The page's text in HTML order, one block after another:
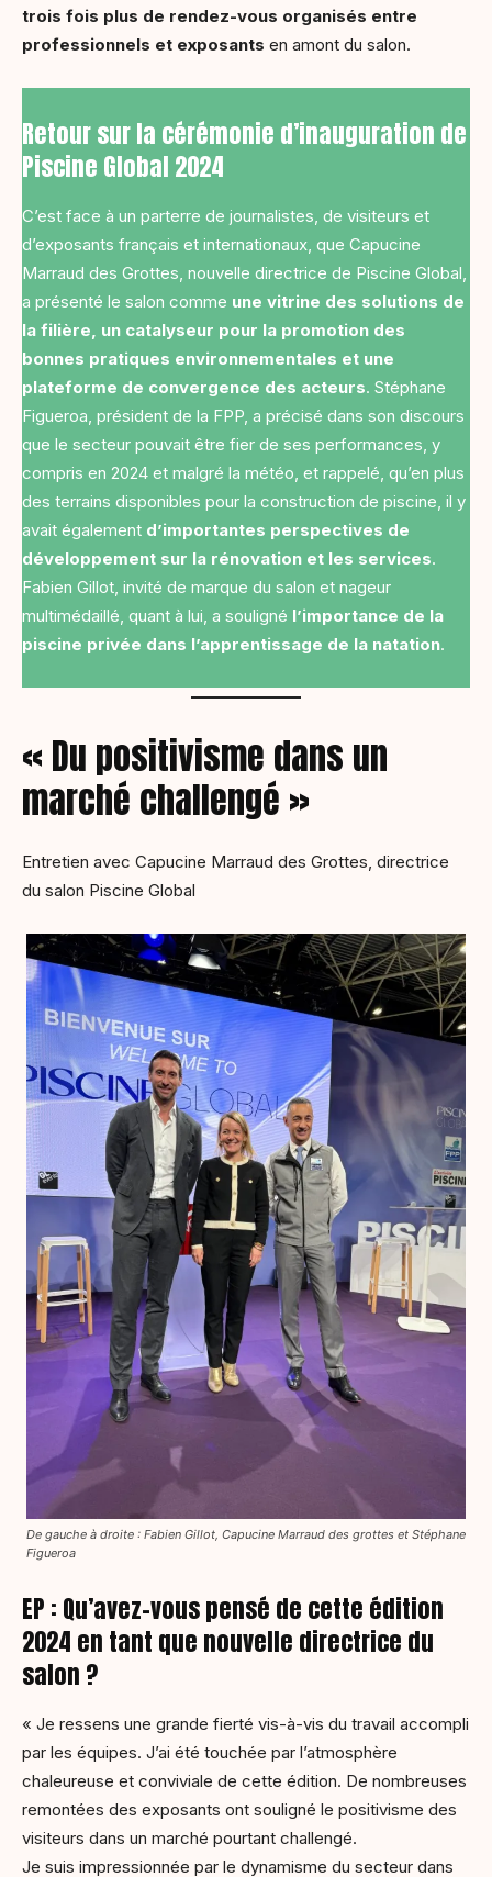
trois fois plus de rendez-vous organisés entre
professionnels et exposants en amont du salon.
Retour sur la cérémonie d’inauguration de
Piscine Global 2024
C’est face à un parterre de journalistes, de visiteurs et
d’exposants français et internationaux, que Capucine
Marraud des Grottes, nouvelle directrice de Piscine Global,
a présenté le salon comme une vitrine des solutions de
la filière, un catalyseur pour la promotion des
bonnes pratiques environnementales et une
plateforme de convergence des acteurs. Stéphane
Figueroa, président de la FPP, a précisé dans son discours
que le secteur pouvait être fier de ses performances, y
compris en 2024 et malgré la météo, et rappelé, qu’en plus
des terrains disponibles pour la construction de piscine, il y
avait également d’importantes perspectives de
développement sur la rénovation et les services.
Fabien Gillot, invité de marque du salon et nageur
multimédaillé, quant à lui, a souligné l’importance de la
piscine privée dans l’apprentissage de la natation.
« Du positivisme dans un
marché challengé »
Entretien avec Capucine Marraud des Grottes, directrice
du salon Piscine Global
De gauche à droite : Fabien Gillot, Capucine Marraud des grottes et Stéphane
Figueroa
EP : Qu’avez-vous pensé de cette édition
2024 en tant que nouvelle directrice du
salon ?
« Je ressens une grande fierté vis-à-vis du travail accompli
par les équipes. J’ai été touchée par l’atmosphère
chaleureuse et conviviale de cette édition. De nombreuses
remontées des exposants ont souligné le positivisme des
visiteurs dans un marché pourtant challengé.
Je suis impressionnée par le dynamisme du secteur dans